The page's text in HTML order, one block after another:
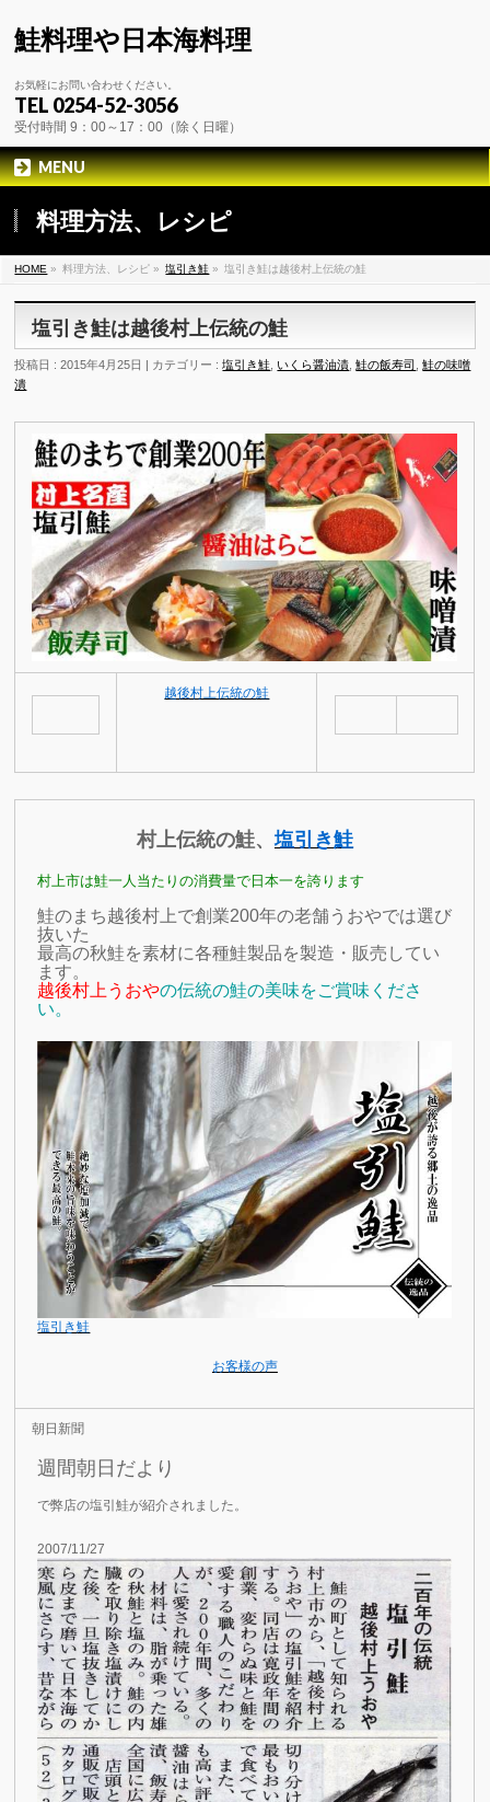
鮭料理や日本海料理
お気軽にお問い合わせください。
TEL 0254-52-3056
受付時間 9：00～17：00（除く日曜）
MENU
料理方法、レシピ
HOME » 料理方法、レシピ » 塩引き鮭 » 塩引き鮭は越後村上伝統の鮭
塩引き鮭は越後村上伝統の鮭
投稿日 : 2015年4月25日 | カテゴリー :塩引き鮭 いくら醤油漬 ,鮭の飯寿司 ,鮭の味噌
潰
越後村上伝統の鮭
村上伝統の鮭、塩引き鮭
村上市は鮭一人当たりの消費量で日本一を誇ります
鮭のまち越後村上で創業200年の老舗うおやでは選び
抜いた
最高の秋鮭を素材に各種鮭製品を製造・販売してい
ます。
越後村上うおやの伝統の鮭の美味をご賞味くださ
い。
塩引き鮭
お客様の声
朝日新聞
週間朝日だより
で弊店の塩引鮭が紹介されました。
2007/11/27